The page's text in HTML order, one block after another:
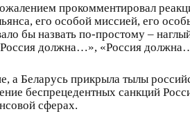
прокомментировал
его особой миссией, его
бы назвать по-простому –
«Россия должна…», «Россия
а Беларусь прикрыла тылы
беспрецедентных санкций
сферах.